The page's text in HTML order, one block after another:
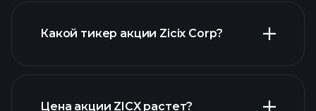
расширенном
Какой тикер акции Zicix Corp?
Цена акции ZICX растет?